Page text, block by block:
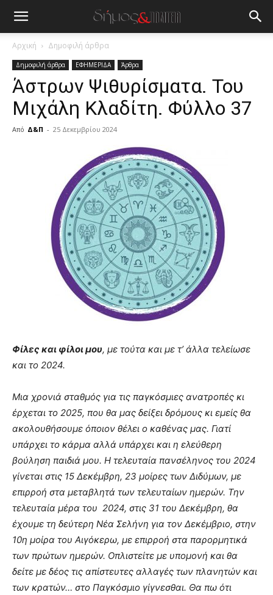
Αρχική Δημοφιλή άρθρα
Δημοφιλή άρθρα ΕΦΗΜΕΡΙΔΑ Άρθρα
Άστρων Ψιθυρίσματα. Του
Μιχάλη Κλαδίτη. Φύλλο 37
Από Δ&Π - 25 Δεκεμβρίου 2024
pornhun
porn
Φίλες και φίλοι μου, με τούτα και με τ’ άλλα τελείωσε
και το 2024.
Μια χρονιά σταθμός για τις παγκόσμιες ανατροπές κι
έρχεται το 2025, που θα μας δείξει δρόμους κι εμείς θα
ακολουθήσουμε όποιον θέλει ο καθένας μας. Γιατί
υπάρχει το κάρμα αλλά υπάρχει και η ελεύθερη
βούληση παιδιά μου. Η τελευταία πανσέληνος του 2024
γίνεται στις 15 Δεκέμβρη, 23 μοίρες των Διδύμων, με
επιρροή στα μεταβλητά των τελευταίων ημερών. Την
τελευταία μέρα του 2024, στις 31 του Δεκέμβρη, θα
έχουμε τη δεύτερη Νέα Σελήνη για τον Δεκέμβριο, στην
10η μοίρα του Αιγόκερω, με επιρροή στα παρορμητικά
των πρώτων ημερών. Οπλιστείτε με υπομονή και θα
δείτε με δέος τις απίστευτες αλλαγές των πλανητών και
των κρατών… στο Παγκόσμιο γίγνεσθαι. Θα πω ότι